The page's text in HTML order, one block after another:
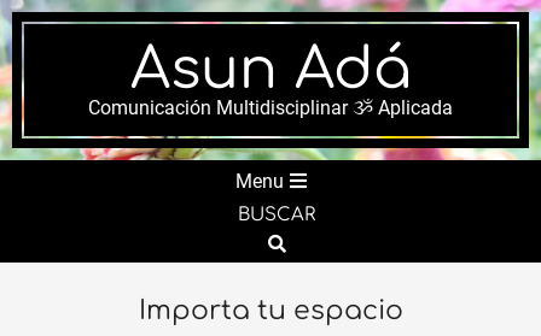
Skip
to
content
Asun Adá
Comunicación Multidisciplinar ૐ Aplicada
Menu
BUSCAR
Search
Importa tu espacio